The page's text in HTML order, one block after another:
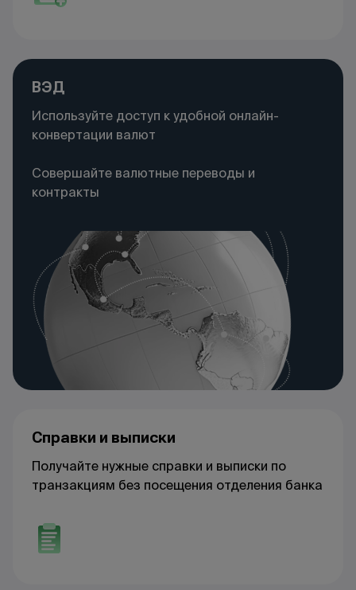
ВЭД
Используйте доступ к удобной онлайн-
конвертации валют
Совершайте валютные переводы и
контракты
Справки и выписки
Получайте нужные справки и выписки по
транзакциям без посещения отделения банка